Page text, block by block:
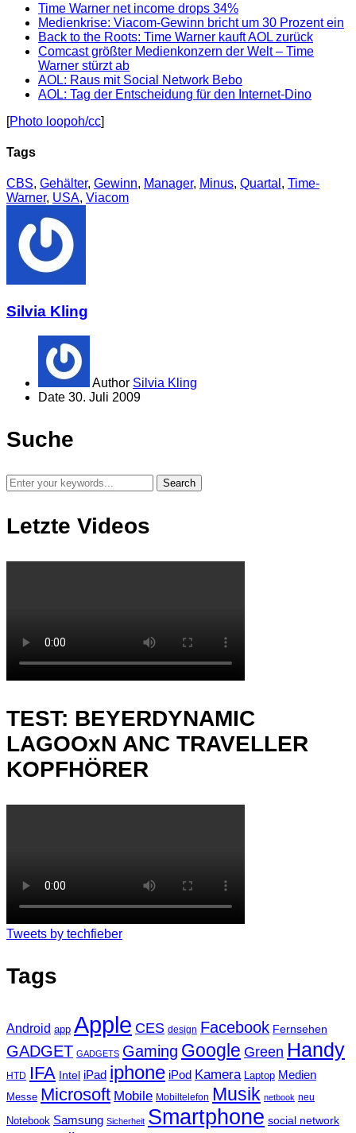
Time Warner net income drops 34%
Medienkrise: Viacom-Gewinn bricht um 30 Prozent ein
Back to the Roots: Time Warner kauft AOL zurück
Comcast größter Medienkonzern der Welt – Time
Warner stürzt ab
AOL: Raus mit Social Network Bebo
AOL: Tag der Entscheidung für den Internet-Dino
[Photo loopoh/cc]
Tags
CBS, Gehälter, Gewinn, Manager, Minus, Quartal , Time-
Warner, USA, Viacom
Silvia Kling
Author Silvia Kling
Date 30. Juli 2009
Suche
Letzte Videos
TEST: BEYERDYNAMIC
LAGOOxN ANC TRAVELLER
KOPFHÖRER
Tweets by techfieber
Tags
Android app Apple CES design Facebook Fernsehen
GADGET GADGETS Gaming Google Green Handy
HTD IFA Intel iPad iphone iPod Kamera Laptop Medien
Messe Microsoft Mobile Mobiltelefon Musik netbook neu
Notebook Samsung Sicherheit Smartphone social network